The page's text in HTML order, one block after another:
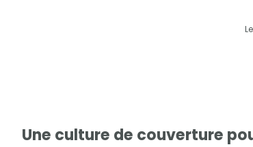
Une culture de couverture